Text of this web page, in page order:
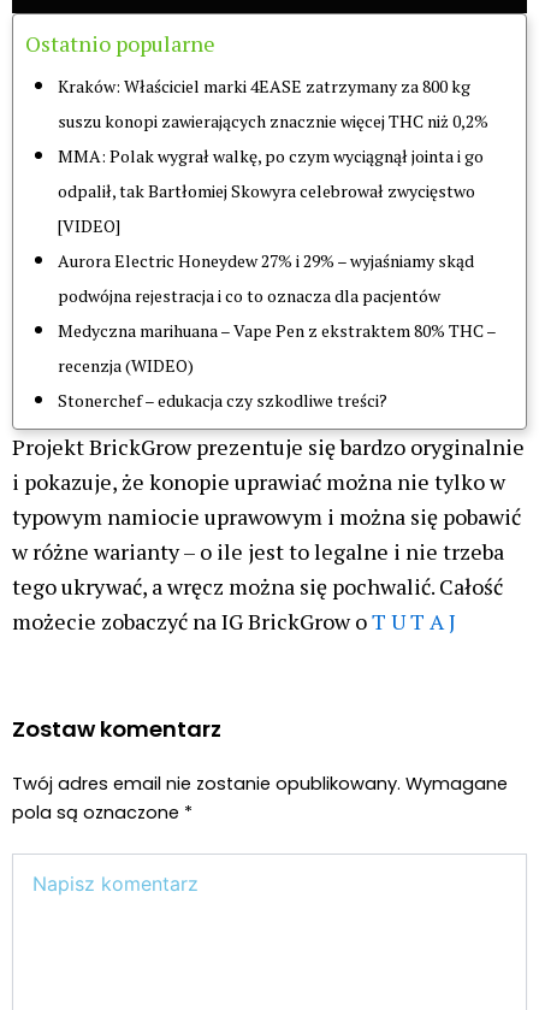
Ostatnio popularne
Kraków: Właściciel marki 4EASE zatrzymany za 800 kg
suszu konopi zawierających znacznie więcej THC niż 0,2%
MMA: Polak wygrał walkę, po czym wyciągnął jointa i go
odpalił, tak Bartłomiej Skowyra celebrował zwycięstwo
[VIDEO]
Aurora Electric Honeydew 27% i 29% – wyjaśniamy skąd
podwójna rejestracja i co to oznacza dla pacjentów
Medyczna marihuana – Vape Pen z ekstraktem 80% THC –
recenzja (WIDEO)
Stonerchef – edukacja czy szkodliwe treści?
Projekt BrickGrow prezentuje się bardzo oryginalnie
i pokazuje, że konopie uprawiać można nie tylko w
typowym namiocie uprawowym i można się pobawić
w różne warianty – o ile jest to legalne i nie trzeba
tego ukrywać, a wręcz można się pochwalić. Całość
możecie zobaczyć na IG BrickGrow oT U T A J
Zostaw komentarz
Twój adres email nie zostanie opublikowany. Wymagane
pola są oznaczone *
tutaj..